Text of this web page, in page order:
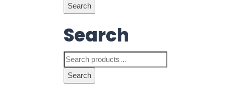
Search
Search
for:
Search